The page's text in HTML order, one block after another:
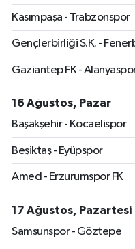
Kasımpaşa - Trabzonspor
Gençlerbirliği S.K. -
Gaziantep FK -
16 Ağustos, Pazar
Başakşehir - Kocaelispor
Beşiktaş - Eyüpspor
Amed - Erzurumspor FK
17 Ağustos, Pazartesi
Samsunspor - Göztepe